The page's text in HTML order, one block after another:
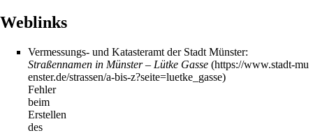
Weblinks
Vermessungs- und Katasteramt der Stadt Münster:
Straßennamen in Münster – Lütke Gasse
Fehler
beim
Erstellen
des